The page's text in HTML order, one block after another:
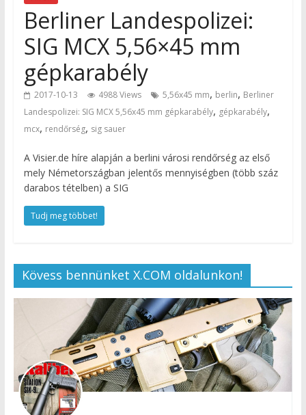
Berliner Landespolizei:
SIG MCX 5,56×45 mm
gépkarabély
2017-10-13 4988 Views 5,56x45 mm, berlin, Berliner
Landespolizei: SIG MCX 5,56x45 mm gépkarabély, gépkarabély,
mcx, rendőrség, sig sauer
A Visier.de híre alapján a berlini városi rendőrség az első
mely Németországban jelentős mennyiségben (több száz
darabos tételben) a SIG
Tudj meg többet!
Kövess bennünket X.COM oldalunkon!